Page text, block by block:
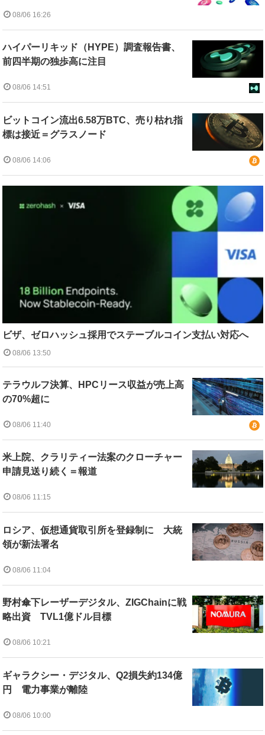
08/06 16:26
ハイパーリキッド（HYPE）調査報告書、
前四半期の独歩高に注目
08/06 14:51
ビットコイン流出6.58万BTC、売り枯れ指
標は接近＝グラスノード
08/06 14:06
ビザ、ゼロハッシュ採用でステーブルコイン支払い対応へ
08/06 13:50
テラウルフ決算、HPCリース収益が売上高
の70%超に
08/06 11:40
米上院、クラリティー法案のクローチャー
申請見送り続く＝報道
08/06 11:15
ロシア、仮想通貨取引所を登録制に 大統
領が新法署名
08/06 11:04
野村傘下レーザーデジタル、ZIGChainに戦
略出資 TVL1億ドル目標
08/06 10:21
ギャラクシー・デジタル、Q2損失約134億
円 電力事業が離陸
08/06 10:00